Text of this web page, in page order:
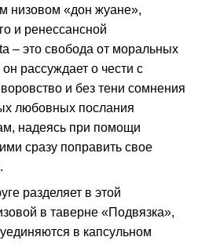
низовом «дон жуане»,
и ренессансной
– это свобода от моральных
рассуждает о чести с
и без тени сомнения
любовных послания
надеясь при помощи
сразу поправить свое
разделяет в этой
в таверне «Подвязка»,
в капсульном